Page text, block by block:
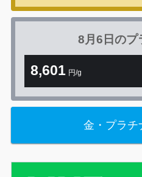
8月6日のプ
8,601 円/g
金・プラチ